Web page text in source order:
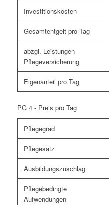
Investitionskosten
Gesamtentgelt pro Tag
abzgl. Leistungen
Pflegeversicherung
Eigenanteil pro Tag
PG 4 - Preis pro Tag
Pflegegrad
Pflegesatz
Ausbildungszuschlag
Pflegebedingte
Aufwendungen